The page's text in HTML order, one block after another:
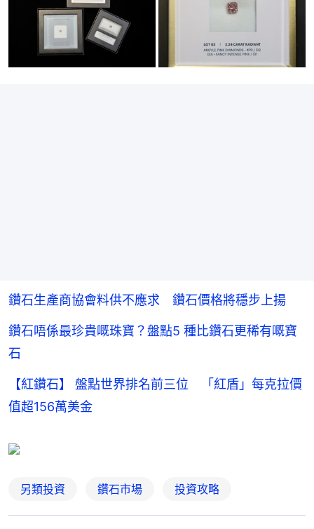
鑽石生產商協會料供不應求 鑽石價格將穩步上揚
鑽石唔係最珍貴嘅珠寶？盤點5 種比鑽石更稀有嘅寶
石
【紅鑽石】 盤點世界排名前三位 「紅盾」每克拉價
值超156萬美金
另類投資 鑽石市場 投資攻略